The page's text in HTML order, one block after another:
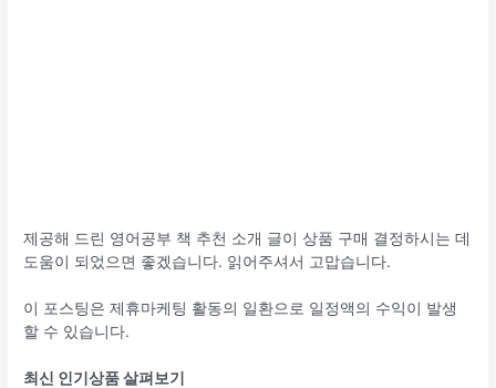
제공해 드린 영어공부 책 추천 소개 글이 상품 구매 결정하시는 데
도움이 되었으면 좋겠습니다. 읽어주셔서 고맙습니다.
이 포스팅은 제휴마케팅 활동의 일환으로 일정액의 수익이 발생
할 수 있습니다.
최신 인기상품 살펴보기